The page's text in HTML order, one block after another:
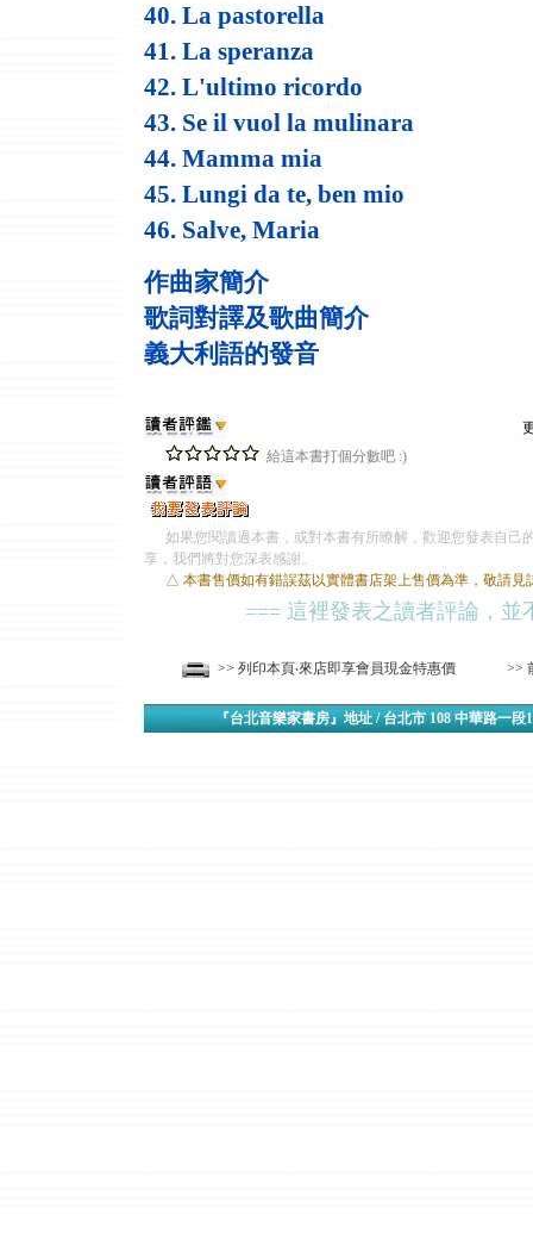
40. La pastorella
41. La speranza
42. L'ultimo ricordo
43. Se il vuol la mulinara
44. Mamma mia
45. Lungi da te, ben mio
46. Salve, Maria
作曲家簡介
歌詞對譯及歌曲簡介
義大利語的發音
給這本書打個分數吧 :)
如果您閱讀過本書，或對本書有所瞭解，歡迎您發表自己
享，我們將對您深表感謝。
△ 本書售價如有錯誤茲以實體書店架上售價為準，敬請見
=== 這裡發表之讀者評論，並
>> 列印本頁‧來店即享會員現金特惠價 >>
『台北音樂家書房』地址 / 台北市 108 中華路一段